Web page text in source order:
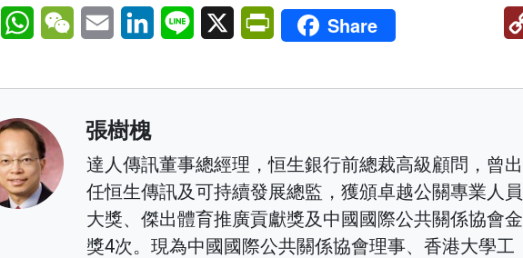
FacebookWhatsAppWeChatEmail LinkedInLine X PrintFriendly
Share
張樹槐
達人傳訊董事總經理，恒生銀行前總裁高級顧問，曾出
任恒生傳訊及可持續發展總監，獲頒卓越公關專業人員
大獎、傑出體育推廣貢獻獎及中國國際公共關係協會金
獎4次。現為中國國際公共關係協會理事、香港大學工